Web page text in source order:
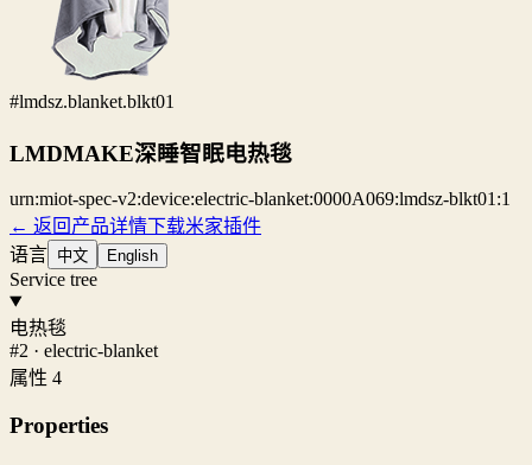
#lmdsz.blanket.blkt01
LMDMAKE深睡智眠电热毯
urn:miot-spec-v2:device:electric-blanket:0000A069:lmdsz-blkt01:1
← 返回产品详情下载米家插件
语言 中文 English
Service tree
电热毯
#2 · electric-blanket
属性 4
Properties